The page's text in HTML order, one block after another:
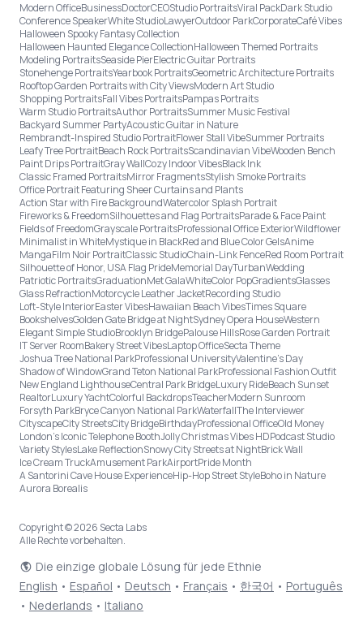
Modern OfficeBusinessDoctorCEOStudio PortraitsViral PackDark Studio
Conference SpeakerWhite StudioLawyerOutdoor ParkCorporateCafé Vibes
Halloween Spooky Fantasy Collection
Halloween Haunted Elegance CollectionHalloween Themed Portraits
Modeling PortraitsSeaside PierElectric Guitar Portraits
Stonehenge PortraitsYearbook PortraitsGeometric Architecture Portraits
Rooftop Garden Portraits with City ViewsModern Art Studio
Shopping PortraitsFall Vibes PortraitsPampas Portraits
Warm Studio PortraitsAuthor PortraitsSummer Music Festival
Backyard Summer PartyAcoustic Guitar in Nature
Rembrandt-Inspired Studio PortraitFlower Stall VibeSummer Portraits
Leafy Tree PortraitBeach Rock PortraitsScandinavian VibeWooden Bench
Paint Drips PortraitGray WallCozy Indoor VibesBlack Ink
Classic Framed PortraitsMirror FragmentsStylish Smoke Portraits
Office Portrait Featuring Sheer Curtains and Plants
Action Star with Fire BackgroundWatercolor Splash Portrait
Fireworks & FreedomSilhouettes and Flag PortraitsParade & Face Paint
Fields of FreedomGrayscale PortraitsProfessional Office ExteriorWildflower
Minimalist in WhiteMystique in BlackRed and Blue Color GelsAnime
MangaFilm Noir PortraitClassic StudioChain-Link FenceRed Room Portrait
Silhouette of Honor, USA Flag PrideMemorial DayTurbanWedding
Patriotic PortraitsGraduationMet GalaWhiteColor PopGradientsGlasses
Glass RefractionMotorcycle Leather JacketRecording Studio
Loft-Style InteriorEaster VibesHawaiian Beach VibesTimes Square
BookshelvesGolden Gate Bridge at NightSydney Opera HouseWestern
Elegant Simple StudioBrooklyn BridgePalouse HillsRose Garden Portrait
IT Server RoomBakery Street VibesLaptop OfficeSecta Theme
Joshua Tree National ParkProfessional UniversityValentine's Day
Shadow of WindowGrand Teton National ParkProfessional Fashion Outfit
New England LighthouseCentral Park BridgeLuxury RideBeach Sunset
RealtorLuxury YachtColorful BackdropsTeacherModern Sunroom
Forsyth ParkBryce Canyon National ParkWaterfallThe Interviewer
CityscapeCity StreetsCity BridgeBirthdayProfessional OfficeOld Money
London’s Iconic Telephone BoothJolly Christmas Vibes HDPodcast Studio
Variety StylesLake ReflectionSnowy City Streets at NightBrick Wall
Ice Cream TruckAmusement ParkAirportPride Month
A Santorini Cave House ExperienceHip-Hop Street StyleBoho in Nature
Aurora Borealis
Copyright © 2026 Secta Labs
Alle Rechte vorbehalten.
Die einzige globale Lösung für jede Ethnie
English • Español • Deutsch • Français • 한국어 • Português
• Nederlands • Italiano